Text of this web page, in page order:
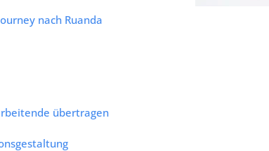
nach Ruanda
übertragen